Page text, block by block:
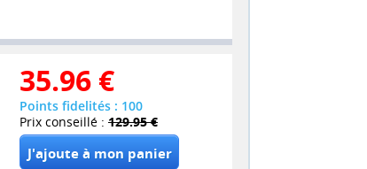
35.96 €
Points fidelités : 100
Prix conseillé : 129.95 €